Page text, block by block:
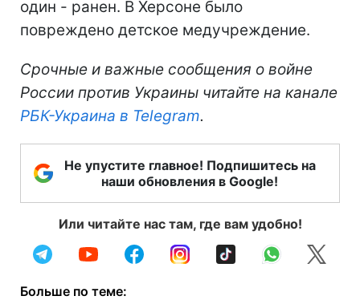
один - ранен. В Херсоне было
повреждено детское медучреждение.
Срочные и важные сообщения о войне
России против Украины читайте на канале
РБК-Украина в Telegram.
Не упустите главное! Подпишитесь на
наши обновления в Google!
Или читайте нас там, где вам удобно!
Больше по теме: